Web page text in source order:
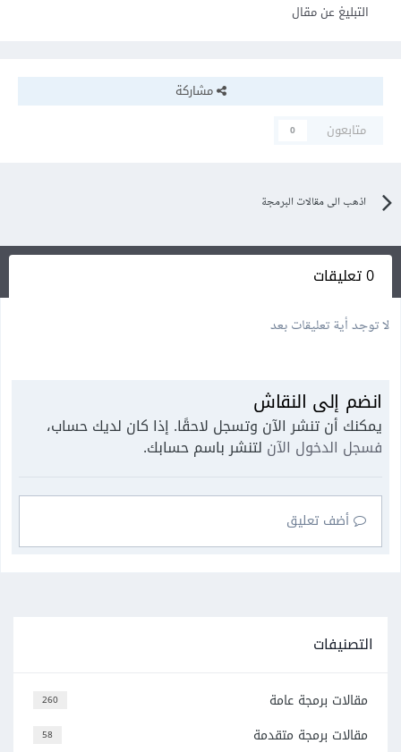
التبليغ عن مقال
مشاركة
متابعون
0
اذهب الى مقالات البرمجة
0 تعليقات
لا توجد أية تعليقات بعد
انضم إلى النقاش
يمكنك أن تنشر الآن وتسجل لاحقًا. إذا كان لديك حساب،
فسجل الدخول الآن لتنشر باسم حسابك.
أضف تعليق
التصنيفات
260 مقالات برمجة عامة
58 مقالات برمجة متقدمة